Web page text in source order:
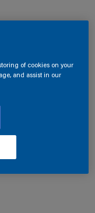
of cookies on your
and assist in our